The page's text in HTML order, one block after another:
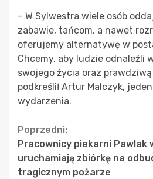
– W Sylwestra wiele osób
zabawie, tańcom, a nawet
oferujemy alternatywę w
Chcemy, aby ludzie odnaleźli
swojego życia oraz
podkreślił Artur Malczyk,
wydarzenia.
Continue
Reading
Poprzedni:
Pracownicy piekarni Pawlak
uruchamiają zbiórkę na
tragicznym pożarze